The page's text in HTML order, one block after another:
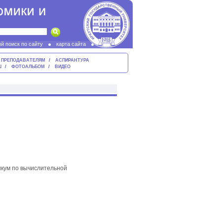
поиск по сайту
карта сайта
ПРЕПОДАВАТЕЛЯМ
АСПИРАНТУРА
ФОТОАЛЬБОМ ВИДЕО
по вычислительной